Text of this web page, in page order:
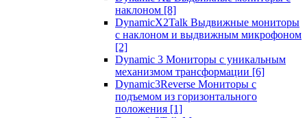
наклоном [8]
DynamicX2Talk Выдвижные мониторы
с наклоном и выдвижным микрофоном
[2]
Dynamic 3 Мониторы с уникальным
механизмом трансформации [6]
Dynamic3Reverse Мониторы с
подъемом из горизонтального
положения [1]